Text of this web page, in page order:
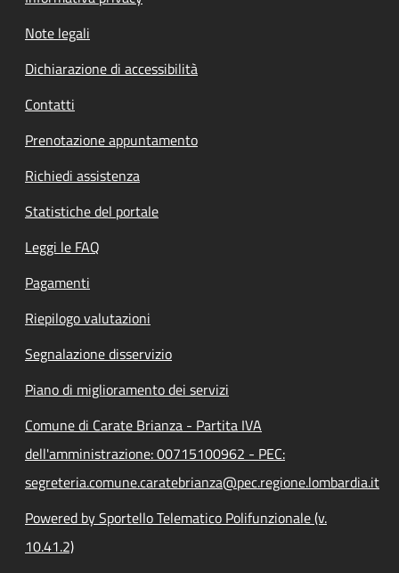
Note legali
Dichiarazione di accessibilità
Contatti
Prenotazione appuntamento
Richiedi assistenza
Statistiche del portale
Leggi le FAQ
Pagamenti
Riepilogo valutazioni
Segnalazione disservizio
Piano di miglioramento dei servizi
Comune di Carate Brianza - Partita IVA
dell'amministrazione: 00715100962 - PEC:
segreteria.comune.caratebrianza@pec.regione.lombardia.it
Powered by Sportello Telematico Polifunzionale (v.
10.41.2)